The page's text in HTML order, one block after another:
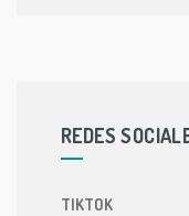
REDES
TIKTOK